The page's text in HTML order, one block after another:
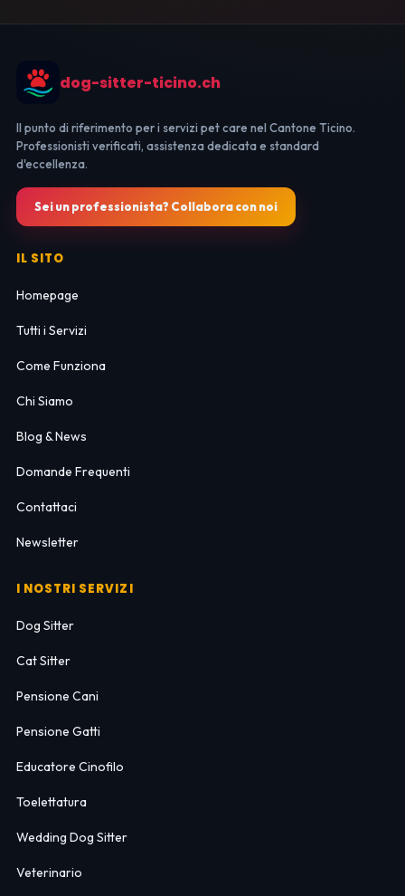
dog-sitter-ticino.ch
Il punto di riferimento per i servizi pet care nel Cantone Ticino.
Professionisti verificati, assistenza dedicata e standard
d'eccellenza.
Sei un professionista? Collabora con noi
IL SITO
Homepage
Tutti i Servizi
Come Funziona
Chi Siamo
Blog & News
Domande Frequenti
Contattaci
Newsletter
I NOSTRI SERVIZI
Dog Sitter
Cat Sitter
Pensione Cani
Pensione Gatti
Educatore Cinofilo
Toelettatura
Wedding Dog Sitter
Veterinario